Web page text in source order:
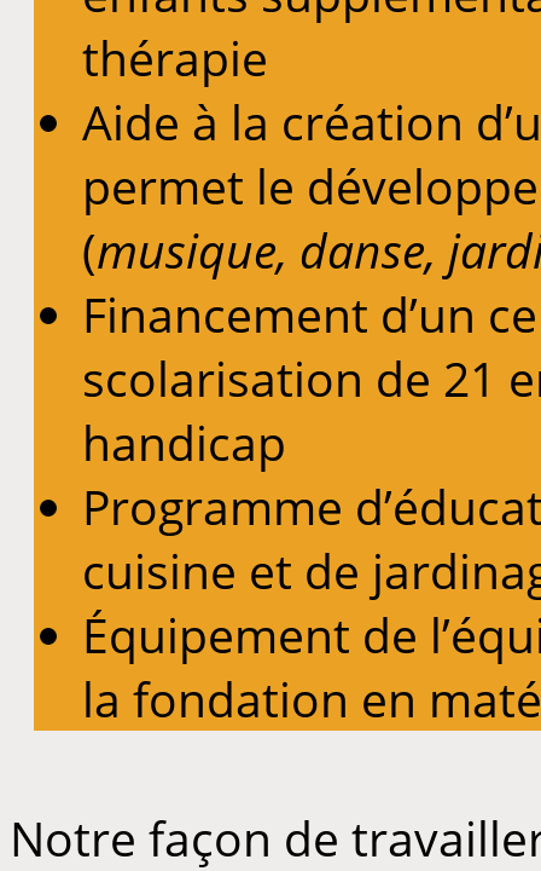
thérapie
Aide à la création
permet le
(musique, danse,
Financement d’un
scolarisation de 21
handicap
Programme
cuisine et de
Équipement de
la fondation en
Notre façon de